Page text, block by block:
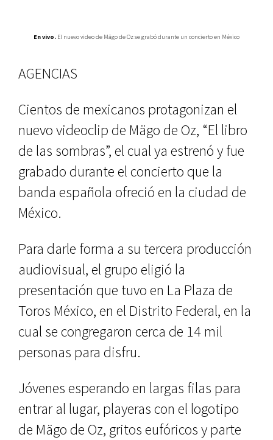
En vivo. El nuevo video de Mägo de Oz se grabó durante un concierto en México
AGENCIAS
Cientos de mexicanos protagonizan el
nuevo videoclip de Mägo de Oz, “El libro
de las sombras”, el cual ya estrenó y fue
grabado durante el concierto que la
banda española ofreció en la ciudad de
México.
Para darle forma a su tercera producción
audiovisual, el grupo eligió la
presentación que tuvo en La Plaza de
Toros México, en el Distrito Federal, en la
cual se congregaron cerca de 14 mil
personas para disfru.
Jóvenes esperando en largas filas para
entrar al lugar, playeras con el logotipo
de Mägo de Oz, gritos eufóricos y parte